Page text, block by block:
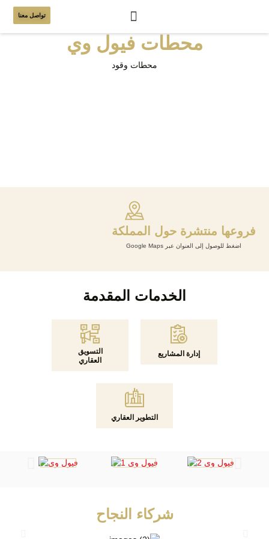
تواصل معنا
محطات فيول وي
محطات وقود
فروعها منتشرة حول المملكة
اضغط للوصول إلى العنوان عبر Google Maps
الخدمات المقدمة
إدارة المشاريع
التسويق
العقاري
التطوير العقاري
شركاء النجاح